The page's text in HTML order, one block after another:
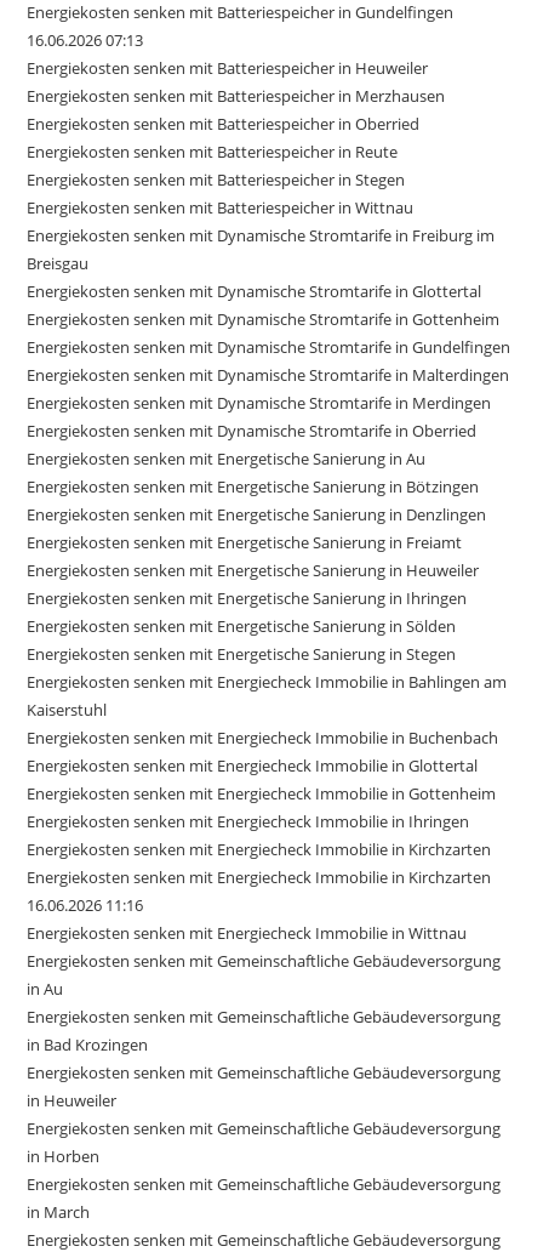
Energiekosten senken mit Batteriespeicher in Gundelfingen
16.06.2026 07:13
Energiekosten senken mit Batteriespeicher in Heuweiler
Energiekosten senken mit Batteriespeicher in Merzhausen
Energiekosten senken mit Batteriespeicher in Oberried
Energiekosten senken mit Batteriespeicher in Reute
Energiekosten senken mit Batteriespeicher in Stegen
Energiekosten senken mit Batteriespeicher in Wittnau
Energiekosten senken mit Dynamische Stromtarife in Freiburg im
Breisgau
Energiekosten senken mit Dynamische Stromtarife in Glottertal
Energiekosten senken mit Dynamische Stromtarife in Gottenheim
Energiekosten senken mit Dynamische Stromtarife in Gundelfingen
Energiekosten senken mit Dynamische Stromtarife in Malterdingen
Energiekosten senken mit Dynamische Stromtarife in Merdingen
Energiekosten senken mit Dynamische Stromtarife in Oberried
Energiekosten senken mit Energetische Sanierung in Au
Energiekosten senken mit Energetische Sanierung in Bötzingen
Energiekosten senken mit Energetische Sanierung in Denzlingen
Energiekosten senken mit Energetische Sanierung in Freiamt
Energiekosten senken mit Energetische Sanierung in Heuweiler
Energiekosten senken mit Energetische Sanierung in Ihringen
Energiekosten senken mit Energetische Sanierung in Sölden
Energiekosten senken mit Energetische Sanierung in Stegen
Energiekosten senken mit Energiecheck Immobilie in Bahlingen am
Kaiserstuhl
Energiekosten senken mit Energiecheck Immobilie in Buchenbach
Energiekosten senken mit Energiecheck Immobilie in Glottertal
Energiekosten senken mit Energiecheck Immobilie in Gottenheim
Energiekosten senken mit Energiecheck Immobilie in Ihringen
Energiekosten senken mit Energiecheck Immobilie in Kirchzarten
Energiekosten senken mit Energiecheck Immobilie in Kirchzarten
16.06.2026 11:16
Energiekosten senken mit Energiecheck Immobilie in Wittnau
Energiekosten senken mit Gemeinschaftliche Gebäudeversorgung
in Au
Energiekosten senken mit Gemeinschaftliche Gebäudeversorgung
in Bad Krozingen
Energiekosten senken mit Gemeinschaftliche Gebäudeversorgung
in Heuweiler
Energiekosten senken mit Gemeinschaftliche Gebäudeversorgung
in Horben
Energiekosten senken mit Gemeinschaftliche Gebäudeversorgung
in March
Energiekosten senken mit Gemeinschaftliche Gebäudeversorgung